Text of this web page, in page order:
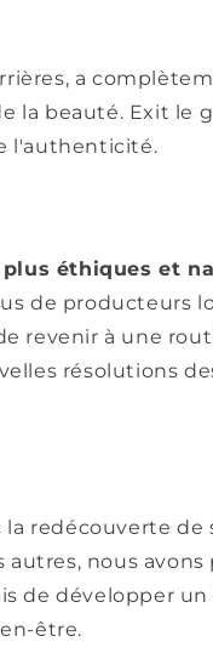
a
la beauté. Exit le
l'authenticité.
éthiques et
de producteurs
revenir à une
résolutions
redécouverte de
nous avons
de développer un
être.